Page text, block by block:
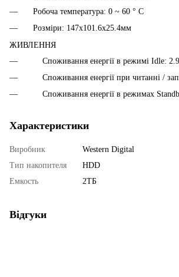
Робоча температура: 0 ~ 60 ° C
Розміри: 147х101.6х25.4мм
ЖИВЛЕННЯ
Споживання енергії в режимі Idle:
Споживання енергії при читанні /
Споживання енергії в режимах
Характеристики
Виробник
Western Digital
Тип накопителя
HDD
Емкость
2ТБ
Відгуки